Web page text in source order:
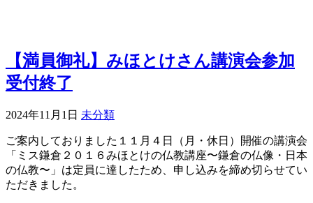
【満員御礼】みほとけさん講演会参加
受付終了
2024年11月1日 未分類
ご案内しておりました１１月４日（月・休日）開催の講演会
「ミス鎌倉２０１６みほとけの仏教講座〜鎌倉の仏像・日本
の仏教〜」は定員に達したため、申し込みを締め切らせてい
ただきました。